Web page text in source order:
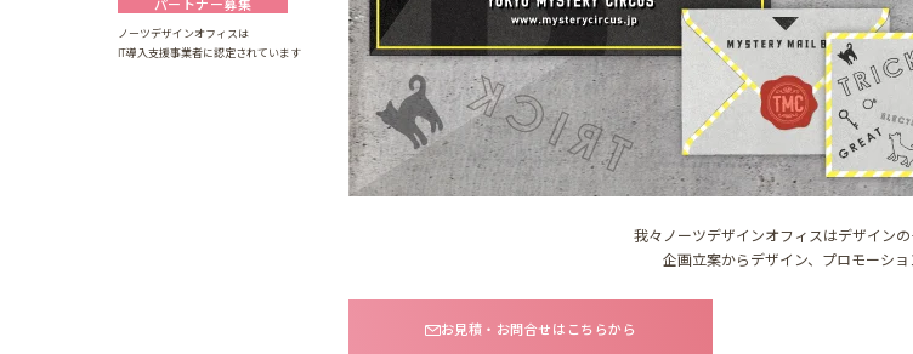
パートナー募集
ノーツデザインオフィスは
IT導入支援事業者に認定されています
我々ノーツデザインオフィスはデザイン
企画立案からデザイン、プロモーシ
お見積・お問合せはこちらから